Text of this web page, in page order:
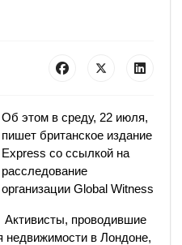
Об этом в среду, 22 июля,
пишет британское издание
Express со ссылкой на
расследование
организации Global Witness
Активисты, проводившие
недвижимости в Лондоне,